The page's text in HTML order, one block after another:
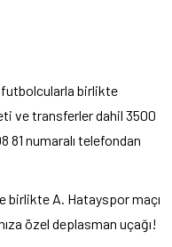
futbolcularla birlikte
ve transferler dahil 3500
numaralı telefondan
A. Hatayspor maçı
özel deplasman uçağı!